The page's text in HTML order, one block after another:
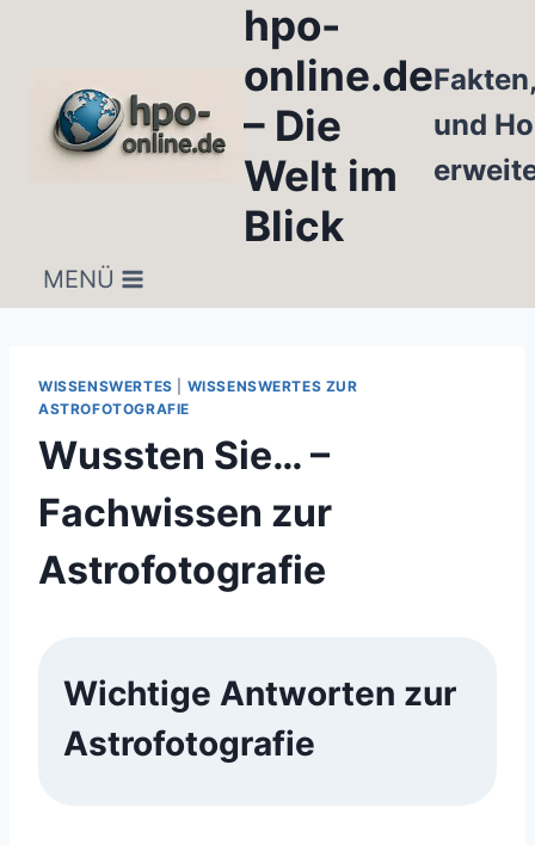
hpo-
online.de
– Die
Welt im
Blick
und
MENÜ
WISSENSWERTES
WISSENSWERTES ZUR
ASTROFOTOGRAFIE
Wussten Sie… –
Fachwissen zur
Astrofotografie
Wichtige Antworten zur
Astrofotografie